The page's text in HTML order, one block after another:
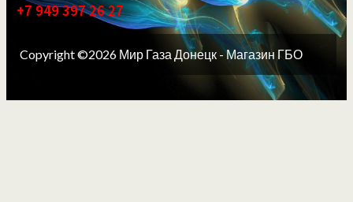
+7 949 397 26 27
Copyright ©2026 Мир Газа Донецк - Магазин ГБО